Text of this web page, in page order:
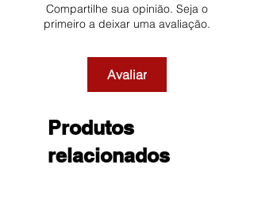
Compartilhe sua opinião. Seja o
primeiro a deixar uma avaliação.
Avaliar
Produtos
relacionados